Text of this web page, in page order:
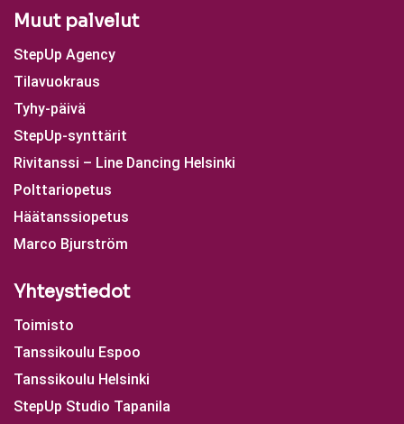
Muut palvelut
StepUp Agency
Tilavuokraus
Tyhy-päivä
StepUp-synttärit
Rivitanssi – Line Dancing Helsinki
Polttariopetus
Häätanssiopetus
Marco Bjurström
Yhteystiedot
Toimisto
Tanssikoulu Espoo
Tanssikoulu Helsinki
StepUp Studio Tapanila